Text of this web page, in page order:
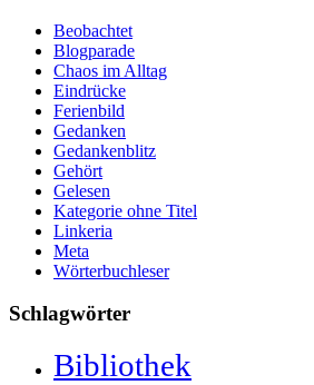
Beobachtet
Blogparade
Chaos im Alltag
Eindrücke
Ferienbild
Gedanken
Gedankenblitz
Gehört
Gelesen
Kategorie ohne Titel
Linkeria
Meta
Wörterbuchleser
Schlagwörter
Bibliothek